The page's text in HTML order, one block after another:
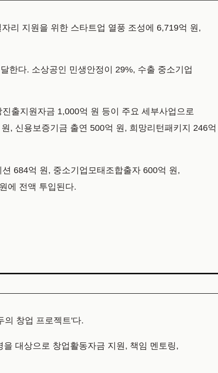
리 지원을 위한 스타트업 열풍 조성에 6,719억 원,
한다. 소상공인 민생안정이 29%, 수출 중소기업
출지원자금 1,000억 원 등이 주요 세부사업으로
, 신용보증기금 출연 500억 원, 희망리턴패키지 246억
684억 원, 중소기업모태조합출자 600억 원,
에 전액 투입된다.
의 창업 프로젝트'다.
대상으로 창업활동자금 지원, 책임 멘토링,